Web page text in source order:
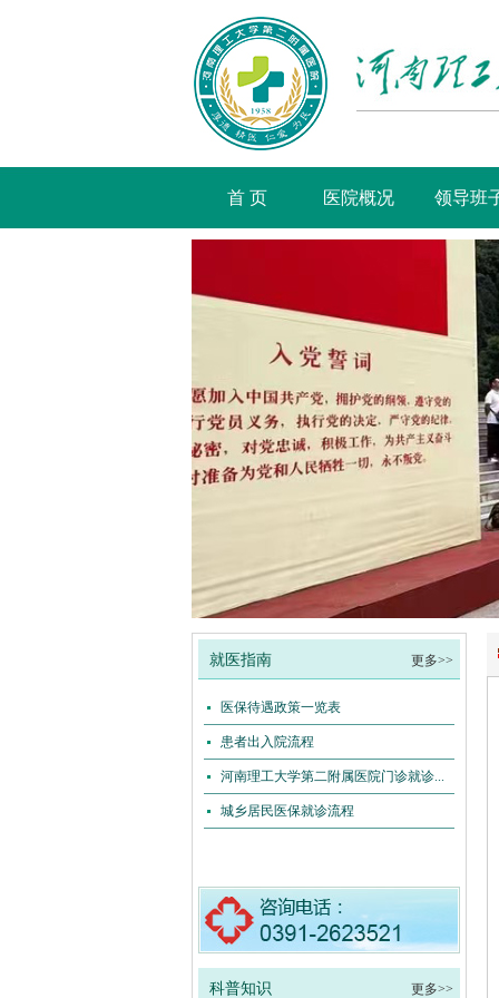
首 页 医院概况 领导班
更多>>
就医指南
医保待遇政策一览表
患者出入院流程
河南理工大学第二附属医院门诊就诊...
城乡居民医保就诊流程
更多>>
科普知识